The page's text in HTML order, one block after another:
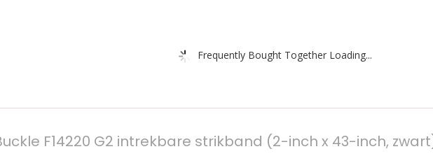
Frequently Bought Together Loading...
F14220 G2 intrekbare strikband (2-inch x 43-inch,